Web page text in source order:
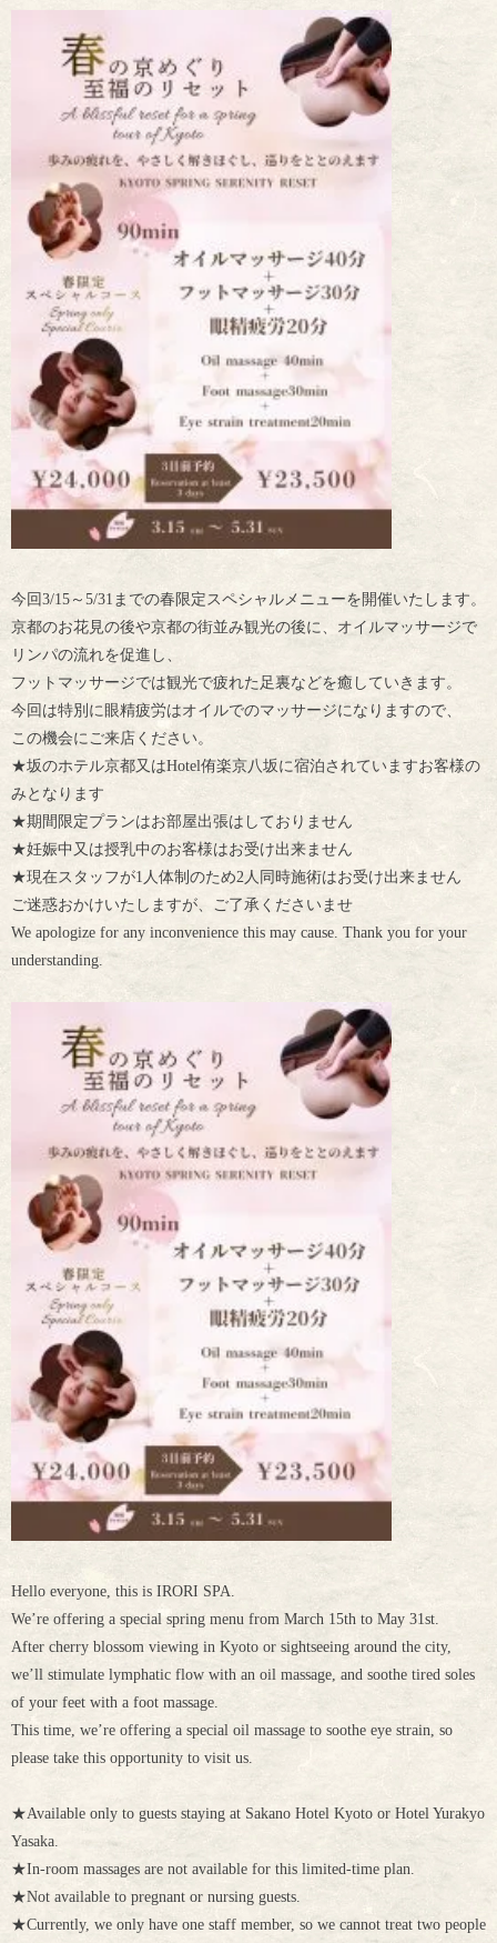
今回3/15～5/31までの春限定スペシャルメニューを開催いたします。
京都のお花見の後や京都の街並み観光の後に、オイルマッサージで
リンパの流れを促進し、
フットマッサージでは観光で疲れた足裏などを癒していきます。
今回は特別に眼精疲労はオイルでのマッサージになりますので、
この機会にご来店ください。
★坂のホテル京都又はHotel侑楽京八坂に宿泊されていますお客様の
みとなります
★期間限定プランはお部屋出張はしておりません
★妊娠中又は授乳中のお客様はお受け出来ません
★現在スタッフが1人体制のため2人同時施術はお受け出来ません
ご迷惑おかけいたしますが、ご了承くださいませ
We apologize for any inconvenience this may cause. Thank you for your
understanding.
Hello everyone, this is IRORI SPA.
We’re offering a special spring menu from March 15th to May 31st.
After cherry blossom viewing in Kyoto or sightseeing around the city,
we’ll stimulate lymphatic flow with an oil massage, and soothe tired soles
of your feet with a foot massage.
This time, we’re offering a special oil massage to soothe eye strain, so
please take this opportunity to visit us.
★Available only to guests staying at Sakano Hotel Kyoto or Hotel Yurakyo
Yasaka.
★In-room massages are not available for this limited-time plan.
★Not available to pregnant or nursing guests.
★Currently, we only have one staff member, so we cannot treat two people